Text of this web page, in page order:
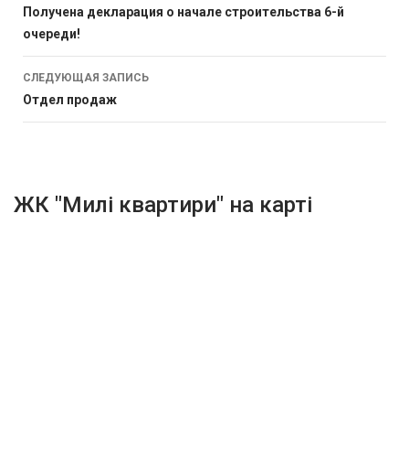
по
записям
Получена декларация о начале строительства 6-й
очереди!
СЛЕДУЮЩАЯ ЗАПИСЬ
Отдел продаж
ЖК "Милі квартири" на карті